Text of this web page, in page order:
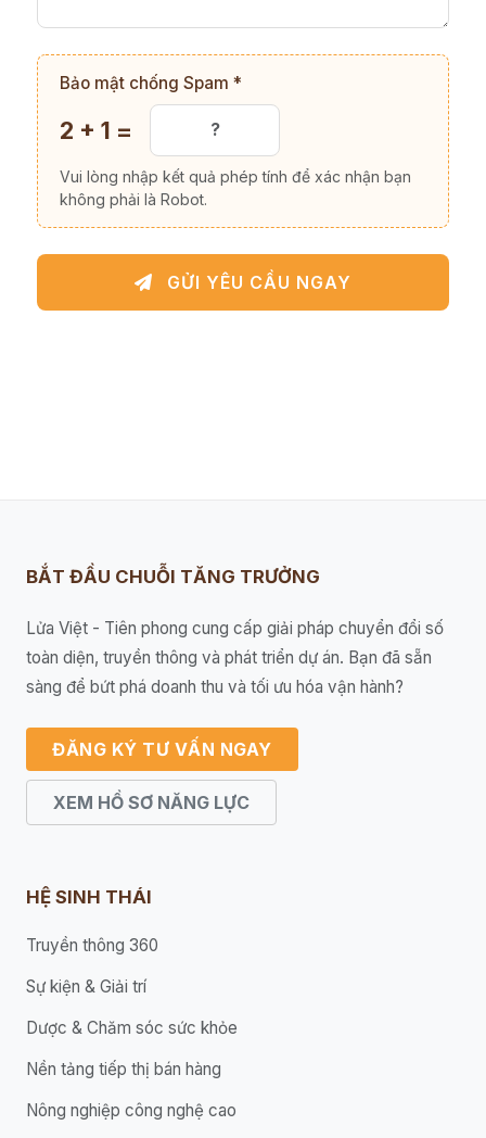
Bảo mật chống Spam *
2 + 1 =
Vui lòng nhập kết quả phép tính để xác nhận bạn
không phải là Robot.
GỬI YÊU CẦU NGAY
BẮT ĐẦU CHUỖI TĂNG TRƯỞNG
Lửa Việt - Tiên phong cung cấp giải pháp chuyển đổi số
toàn diện, truyền thông và phát triển dự án. Bạn đã sẵn
sàng để bứt phá doanh thu và tối ưu hóa vận hành?
ĐĂNG KÝ TƯ VẤN NGAY
XEM HỒ SƠ NĂNG LỰC
HỆ SINH THÁI
Truyền thông 360
Sự kiện & Giải trí
Dược & Chăm sóc sức khỏe
Nền tảng tiếp thị bán hàng
Nông nghiệp công nghệ cao